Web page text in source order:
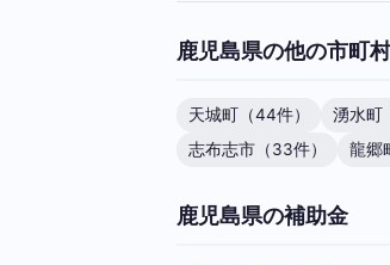
鹿児島県の他の市町村
天城町（44件） 湧水町
志布志市（33件）
龍郷
鹿児島県の補助金